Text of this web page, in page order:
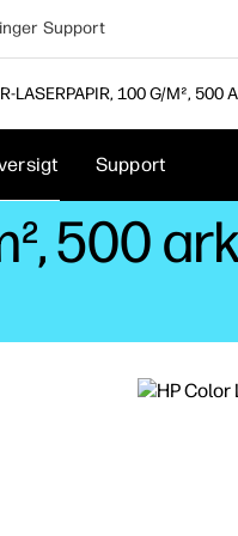
Support
LASERPAPIR, 100 G/M²,
Support
500